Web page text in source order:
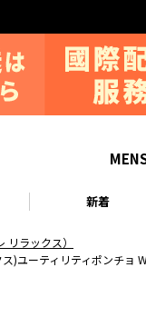
新着
リラックス）
ユーティリティポンチョ